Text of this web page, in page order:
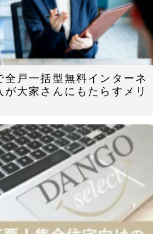
全戸一括型無料インターネ
が大家さんにもたらすメリ